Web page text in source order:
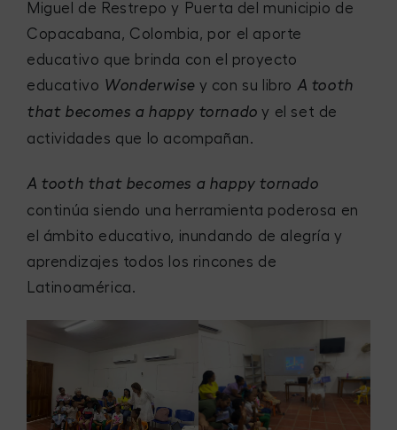
Miguel de Restrepo y Puerta del municipio de
Copacabana, Colombia, por el aporte
educativo que brinda con el proyecto
educativo Wonderwise y con su libro A tooth
that becomes a happy tornado y el set de
actividades que lo acompañan.
A tooth that becomes a happy tornado
continúa siendo una herramienta poderosa en
el ámbito educativo, inundando de alegría y
aprendizajes todos los rincones de
Latinoamérica.